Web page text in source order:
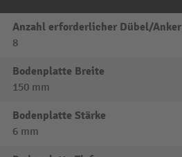
Anzahl erforderlicher Dübel/Anker
8
Bodenplatte Breite
150 mm
Bodenplatte Stärke
6 mm